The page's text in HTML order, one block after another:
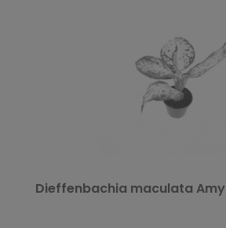
Dieffenbachia maculata Amy